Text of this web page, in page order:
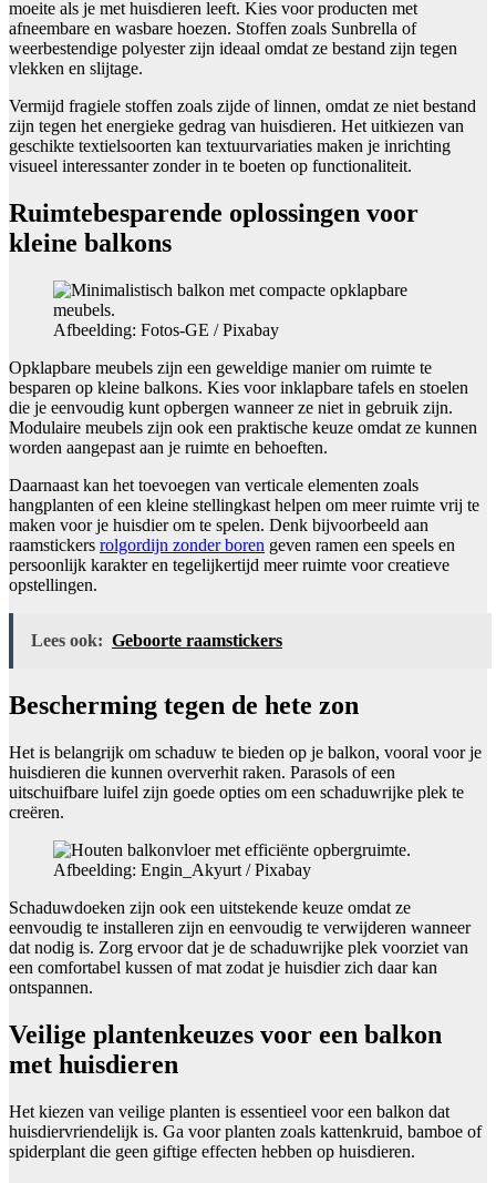
moeite als je met huisdieren leeft. Kies voor producten met
afneembare en wasbare hoezen. Stoffen zoals Sunbrella of
weerbestendige polyester zijn ideaal omdat ze bestand zijn tegen
vlekken en slijtage.
Vermijd fragiele stoffen zoals zijde of linnen, omdat ze niet bestand
zijn tegen het energieke gedrag van huisdieren. Het uitkiezen van
geschikte textielsoorten kan textuurvariaties maken je inrichting
visueel interessanter zonder in te boeten op functionaliteit.
Ruimtebesparende oplossingen voor
kleine balkons
Afbeelding: Fotos-GE / Pixabay
Opklapbare meubels zijn een geweldige manier om ruimte te
besparen op kleine balkons. Kies voor inklapbare tafels en stoelen
die je eenvoudig kunt opbergen wanneer ze niet in gebruik zijn.
Modulaire meubels zijn ook een praktische keuze omdat ze kunnen
worden aangepast aan je ruimte en behoeften.
Daarnaast kan het toevoegen van verticale elementen zoals
hangplanten of een kleine stellingkast helpen om meer ruimte vrij te
maken voor je huisdier om te spelen. Denk bijvoorbeeld aan
raamstickers rolgordijn zonder boren geven ramen een speels en
persoonlijk karakter en tegelijkertijd meer ruimte voor creatieve
opstellingen.
Lees ook: Geboorte raamstickers
Bescherming tegen de hete zon
Het is belangrijk om schaduw te bieden op je balkon, vooral voor je
huisdieren die kunnen oververhit raken. Parasols of een
uitschuifbare luifel zijn goede opties om een schaduwrijke plek te
creëren.
Afbeelding: Engin_Akyurt / Pixabay
Schaduwdoeken zijn ook een uitstekende keuze omdat ze
eenvoudig te installeren zijn en eenvoudig te verwijderen wanneer
dat nodig is. Zorg ervoor dat je de schaduwrijke plek voorziet van
een comfortabel kussen of mat zodat je huisdier zich daar kan
ontspannen.
Veilige plantenkeuzes voor een balkon
met huisdieren
Het kiezen van veilige planten is essentieel voor een balkon dat
huisdiervriendelijk is. Ga voor planten zoals kattenkruid, bamboe of
spiderplant die geen giftige effecten hebben op huisdieren.